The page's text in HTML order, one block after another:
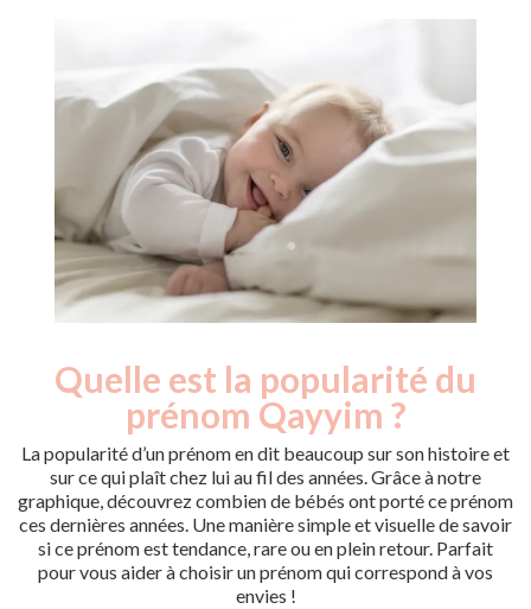
Quelle est la popularité du
prénom Qayyim ?
La popularité d’un prénom en dit beaucoup sur son histoire et
sur ce qui plaît chez lui au fil des années. Grâce à notre
graphique, découvrez combien de bébés ont porté ce prénom
ces dernières années. Une manière simple et visuelle de savoir
si ce prénom est tendance, rare ou en plein retour. Parfait
pour vous aider à choisir un prénom qui correspond à vos
envies !
Année
Nouveaux-
nés
2013
5
2014
10
2015
5
2016
5
2017
15
2018
15